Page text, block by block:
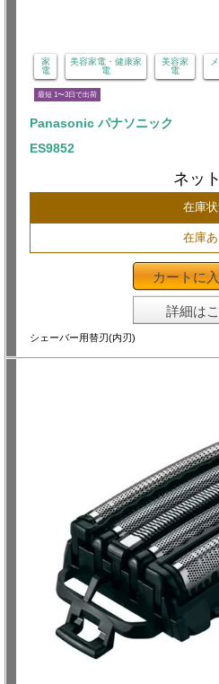
家
電
美容家電・健康家
電
美容家
電
最短 1〜3日で出荷
Panasonic パナソニック
ES9852
ネッ
在庫
在庫あ
カートに
詳細は
シェーバー用替刃(内刃)